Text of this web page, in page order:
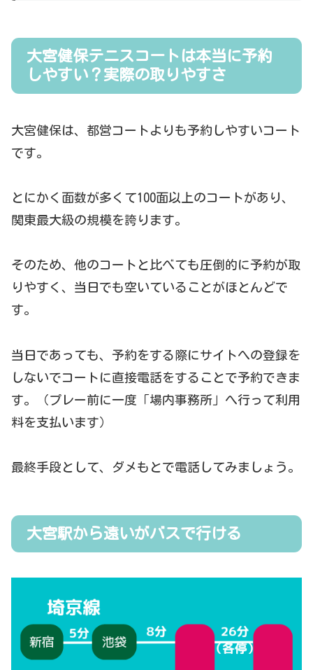
大宮健保テニスコートは本当に予約
しやすい？実際の取りやすさ
大宮健保は、都営コートよりも予約しやすいコート
です。
とにかく面数が多くて100面以上のコートがあり、
関東最大級の規模を誇ります。
そのため、他のコートと比べても圧倒的に予約が取
りやすく、当日でも空いていることがほとんどで
す。
当日であっても、予約をする際にサイトへの登録を
しないでコートに直接電話をすることで予約できま
す。（プレー前に一度「場内事務所」へ行って利用
料を支払います）
最終手段として、ダメもとで電話してみましょう。
大宮駅から遠いがバスで行ける